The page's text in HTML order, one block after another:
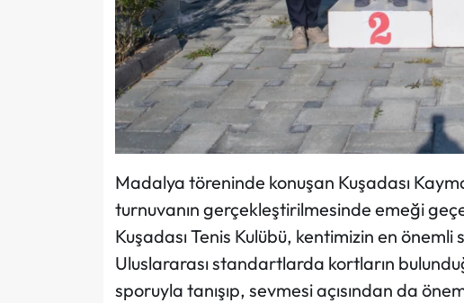
Madalya töreninde konuşan Kuşadası
turnuvanın gerçekleştirilmesinde emeği
Kuşadası Tenis Kulübü, kentimizin en
Uluslararası standartlarda kortların
sporuyla tanışıp, sevmesi açısından da